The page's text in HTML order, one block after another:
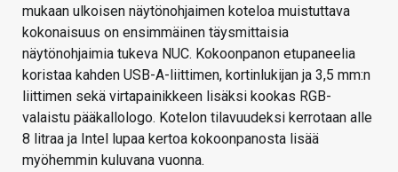
mukaan ulkoisen näytönohjaimen koteloa muistuttava
kokonaisuus on ensimmäinen täysmittaisia
näytönohjaimia tukeva NUC. Kokoonpanon etupaneelia
koristaa kahden USB-A-liittimen, kortinlukijan ja 3,5 mm:n
liittimen sekä virtapainikkeen lisäksi kookas RGB-
valaistu pääkallologo. Kotelon tilavuudeksi kerrotaan alle
8 litraa ja Intel lupaa kertoa kokoonpanosta lisää
myöhemmin kuluvana vuonna.